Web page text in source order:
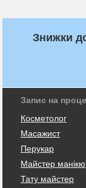
Знижки
Запис на
Косметолог
Масажист
Перукар
Майстер
Тату майстер